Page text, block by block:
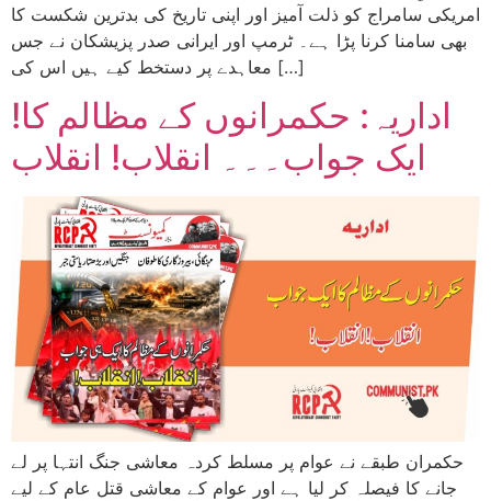
امریکی سامراج کو ذلت آمیز اور اپنی تاریخ کی بدترین شکست کا
بھی سامنا کرنا پڑا ہے۔ ٹرمپ اور ایرانی صدر پزیشکان نے جس
معاہدے پر دستخط کیے ہیں اس کی […]
!اداریہ: حکمرانوں کے مظالم کا
ایک جواب۔۔۔ انقلاب! انقلاب
حکمران طبقے نے عوام پر مسلط کردہ معاشی جنگ انتہا پر لے
جانے کا فیصلہ کر لیا ہے اور عوام کے معاشی قتل عام کے لیے